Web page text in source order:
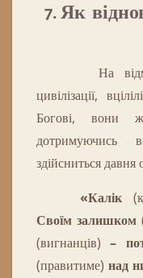
7. Як
На
цивілізації,
Богові, вони
дотримуючись
здійсниться давня
«Калік
Своїм залишком
(вигнанців)–
(правитиме)над